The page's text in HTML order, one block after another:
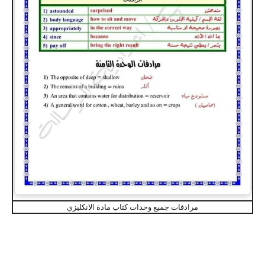
مرادفات جميع وحدات كتاب مادة الانكليزي